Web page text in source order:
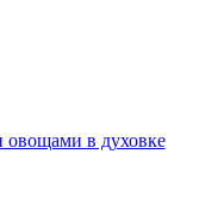
овощами в духовке